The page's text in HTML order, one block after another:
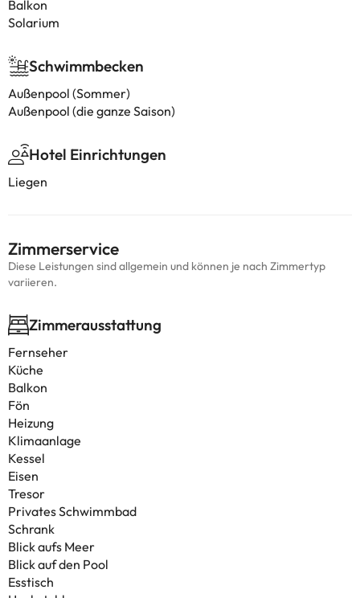
Balkon
Solarium
Schwimmbecken
Außenpool (Sommer)
Außenpool (die ganze Saison)
Hotel Einrichtungen
Liegen
Zimmerservice
Diese Leistungen sind allgemein und können je nach Zimmertyp
variieren.
Zimmerausstattung
Fernseher
Küche
Balkon
Fön
Heizung
Klimaanlage
Kessel
Eisen
Tresor
Privates Schwimmbad
Schrank
Blick aufs Meer
Blick auf den Pool
Esstisch